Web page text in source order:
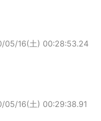
05/16(土) 00:28:53.24
05/16(土) 00:29:38.91